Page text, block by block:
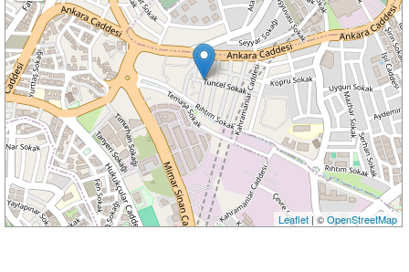
Leaflet| ©OpenStreetMap